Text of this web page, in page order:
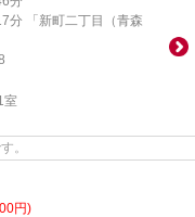
分 「新町二丁目（青森
室
。
円)